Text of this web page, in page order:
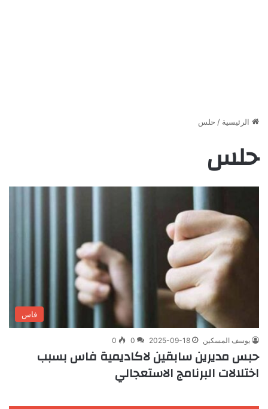
الرئيسية / حلس
حلس
فاس
يوسف المسكين 2025-09-18
0
0
حبس مديرين سابقين لاكاديمية فاس بسبب
اختلالات البرنامج الاستعجالي